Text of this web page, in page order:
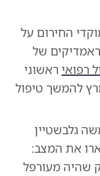
החירום על
של
רפואי ראשוני
להמשך טיפול
גלבשטיין
את המצב:
שהיה מעורפל